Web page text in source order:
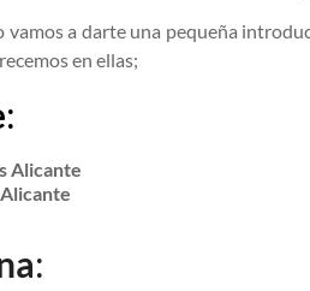
vamos a darte una pequeña
en ellas;
:
Alicante
: